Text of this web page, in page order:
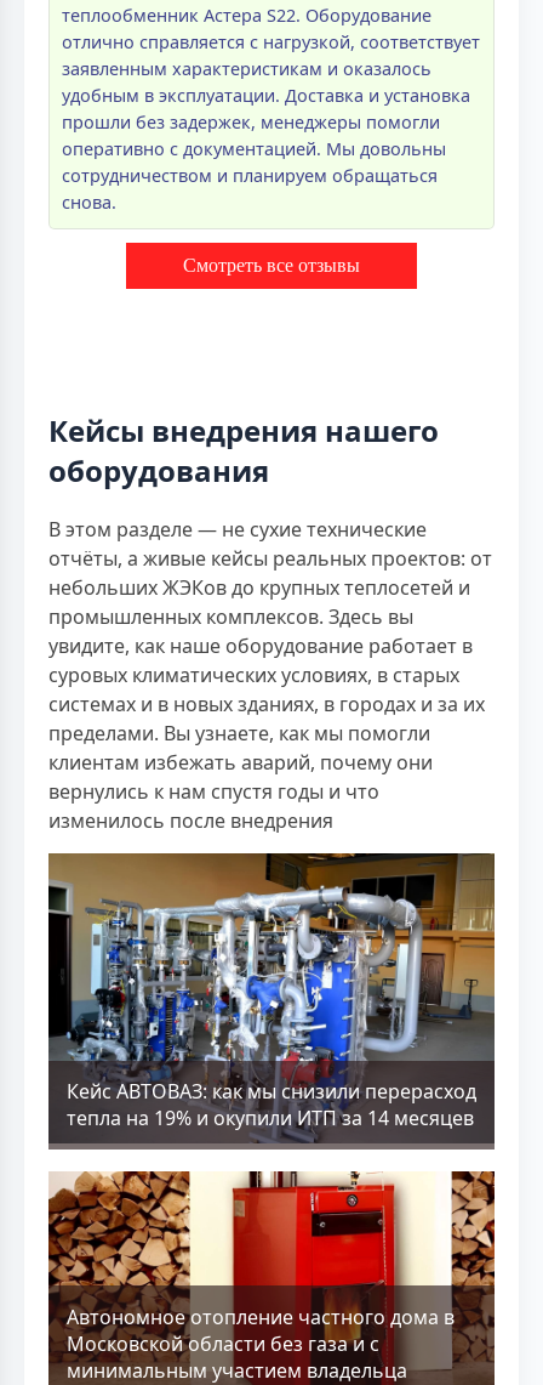
теплообменник Астера S22. Оборудование
отлично справляется с нагрузкой, соответствует
заявленным характеристикам и оказалось
удобным в эксплуатации. Доставка и установка
прошли без задержек, менеджеры помогли
оперативно с документацией. Мы довольны
сотрудничеством и планируем обращаться
снова.
Смотреть все отзывы
Кейсы внедрения нашего
оборудования
В этом разделе — не сухие технические
отчёты, а живые кейсы реальных проектов: от
небольших ЖЭКов до крупных теплосетей и
промышленных комплексов. Здесь вы
увидите, как наше оборудование работает в
суровых климатических условиях, в старых
системах и в новых зданиях, в городах и за их
пределами. Вы узнаете, как мы помогли
клиентам избежать аварий, почему они
вернулись к нам спустя годы и что
изменилось после внедрения
Кейс АВТОВАЗ: как мы снизили перерасход
тепла на 19% и окупили ИТП за 14 месяцев
Aвтономное отопление частного дома в
Московской области без газа и с
минимальным участием владельца